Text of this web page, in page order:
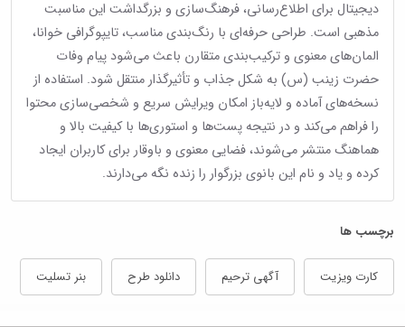
دیجیتال برای اطلاع‌رسانی، فرهنگ‌سازی و بزرگداشت این مناسبت
مذهبی است. طراحی حرفه‌ای با رنگ‌بندی مناسب، تایپوگرافی خوانا،
المان‌های معنوی و ترکیب‌بندی متقارن باعث می‌شود پیام وفات
حضرت زینب (س) به شکل جذاب و تأثیرگذار منتقل شود. استفاده از
نسخه‌های آماده و لایه‌باز امکان ویرایش سریع و شخصی‌سازی محتوا
را فراهم می‌کند و در نتیجه پست‌ها و استوری‌ها با کیفیت بالا و
هماهنگ منتشر می‌شوند، فضایی معنوی و باوقار برای کاربران ایجاد
کرده و یاد و نام این بانوی بزرگوار را زنده نگه می‌دارند.
برچسب ها
کارت ویزیت آگهی ترحیم دانلود طرح بنر تسلیت